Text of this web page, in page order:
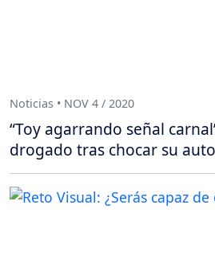
Noticias • NOV 4 / 2020
“Toy agarrando señal
drogado tras chocar su auto